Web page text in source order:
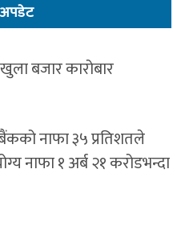
बजार कारोबार
नाफा ३५ प्रतिशतले
नाफा १ अर्ब २१ करोडभन्दा